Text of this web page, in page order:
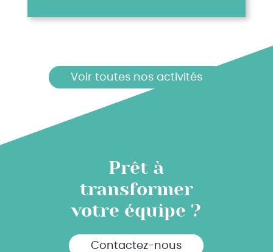
Voir toutes nos activités
Prêt à
transformer
votre équipe ?
Contactez-nous